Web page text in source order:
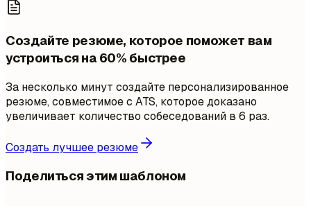
Создайте резюме, которое поможет вам
устроиться на 60% быстрее
За несколько минут создайте персонализированное
резюме, совместимое с ATS, которое доказано
увеличивает количество собеседований в 6 раз.
Создать лучшее резюме
Поделиться этим шаблоном